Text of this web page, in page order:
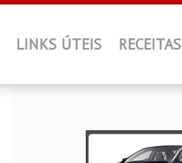
LINKS ÚTEIS RECEITAS